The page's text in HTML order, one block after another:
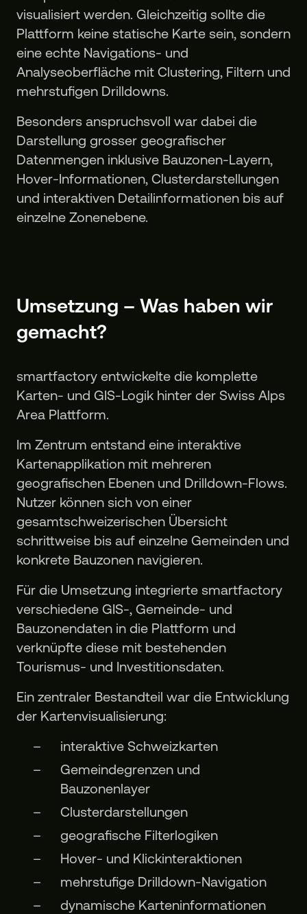
visualisiert werden. Gleichzeitig sollte die
Plattform keine statische Karte sein, sondern
eine echte Navigations- und
Analyseoberfläche mit Clustering, Filtern und
mehrstufigen Drilldowns.
Besonders anspruchsvoll war dabei die
Darstellung grosser geografischer
Datenmengen inklusive Bauzonen-Layern,
Hover-Informationen, Clusterdarstellungen
und interaktiven Detailinformationen bis auf
einzelne Zonenebene.
Umsetzung – Was haben wir
gemacht?
smartfactory entwickelte die komplette
Karten- und GIS-Logik hinter der Swiss Alps
Area Plattform.
Im Zentrum entstand eine interaktive
Kartenapplikation mit mehreren
geografischen Ebenen und Drilldown-Flows.
Nutzer können sich von einer
gesamtschweizerischen Übersicht
schrittweise bis auf einzelne Gemeinden und
konkrete Bauzonen navigieren.
Für die Umsetzung integrierte smartfactory
verschiedene GIS-, Gemeinde- und
Bauzonendaten in die Plattform und
verknüpfte diese mit bestehenden
Tourismus- und Investitionsdaten.
Ein zentraler Bestandteil war die Entwicklung
der Kartenvisualisierung:
interaktive Schweizkarten
Gemeindegrenzen und
Bauzonenlayer
Clusterdarstellungen
geografische Filterlogiken
Hover- und Klickinteraktionen
mehrstufige Drilldown-Navigation
dynamische Karteninformationen